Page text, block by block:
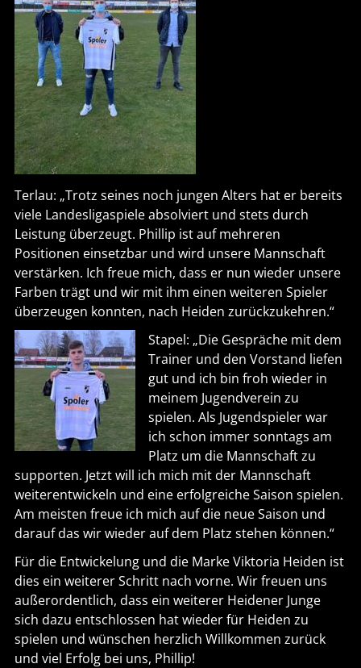
Terlau: „Trotz seines noch jungen Alters hat er bereits
viele Landesligaspiele absolviert und stets durch
Leistung überzeugt. Phillip ist auf mehreren
Positionen einsetzbar und wird unsere Mannschaft
verstärken. Ich freue mich, dass er nun wieder unsere
Farben trägt und wir mit ihm einen weiteren Spieler
überzeugen konnten, nach Heiden zurückzukehren.“
Stapel: „Die Gespräche mit dem
Trainer und den Vorstand liefen
gut und ich bin froh wieder in
meinem Jugendverein zu
spielen. Als Jugendspieler war
ich schon immer sonntags am
Platz um die Mannschaft zu
supporten. Jetzt will ich mich mit der Mannschaft
weiterentwickeln und eine erfolgreiche Saison spielen.
Am meisten freue ich mich auf die neue Saison und
darauf das wir wieder auf dem Platz stehen können.“
Für die Entwickelung und die Marke Viktoria Heiden ist
dies ein weiterer Schritt nach vorne. Wir freuen uns
außerordentlich, dass ein weiterer Heidener Junge
sich dazu entschlossen hat wieder für Heiden zu
spielen und wünschen herzlich Willkommen zurück
und viel Erfolg bei uns, Phillip!